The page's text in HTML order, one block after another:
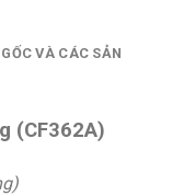
VÀ CÁC SẢN
(CF362A)